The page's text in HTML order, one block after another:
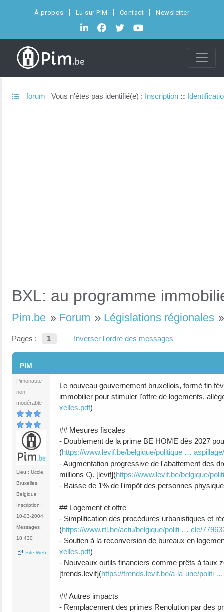
À propos Lu sur PIM Contact Newsletter
forum Vous n'êtes pas identifié(e) : Inscription ::
BXL: au programme
Pim.be » Forum » Législations régionales
Pages : 1 Inverser l'ordre des messages
PIM
Pimonaute
non
modérable
Lieu : Uccle,
Bruxelles,
Belgique
Inscription :
10-03-2004
Messages :
18 430
Site Web
Le nouveau gouvernement bruxellois, formé fin
immobilier pour stimuler l'offre de logements,
xelles.pdf)
## Mesures fiscales
- Doublement de la prime BE HOME dès 2027
(https://www.levif.be/belgique/politique … aspillage/
- Augmentation progressive de l'abattement des
millions €). [levif](https://www.levif.be/belgique/
- Baisse de 1% de l'impôt des personnes
## Logement et offre
- Simplification des procédures urbanistiques et
(https://www.rtl.be/actu/belgique/politi … cle/
- Soutien à la reconversion de bureaux en
xelles.pdf)
- Nouveaux outils financiers comme prêts à taux
[trends.levif](https://trends.levif.be/a-la-une/politi
## Autres impacts
- Remplacement des primes Renolution par des